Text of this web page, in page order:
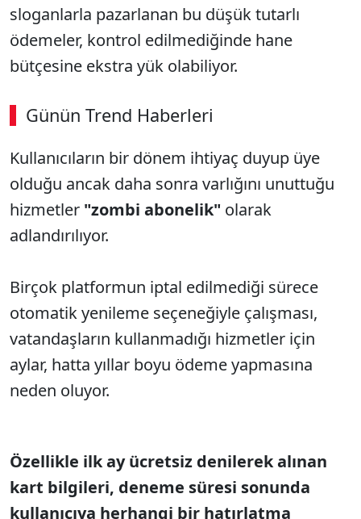
sloganlarla pazarlanan bu düşük tutarlı
ödemeler, kontrol edilmediğinde hane
bütçesine ekstra yük olabiliyor.
Günün Trend Haberleri
Kullanıcıların bir dönem ihtiyaç duyup üye
olduğu ancak daha sonra varlığını unuttuğu
hizmetler "zombi abonelik" olarak
adlandırılıyor.
Birçok platformun iptal edilmediği sürece
otomatik yenileme seçeneğiyle çalışması,
vatandaşların kullanmadığı hizmetler için
aylar, hatta yıllar boyu ödeme yapmasına
neden oluyor.
Özellikle ilk ay ücretsiz denilerek alınan
kart bilgileri, deneme süresi sonunda
kullanıcıya herhangi bir hatırlatma